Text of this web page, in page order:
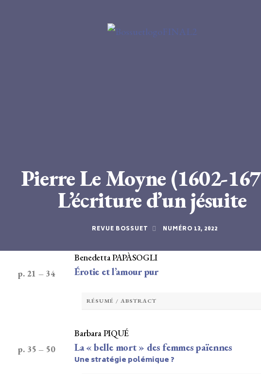
Pierre Le Moyne (1602-
L’écriture d’un jésuite
REVUE BOSSUET NUMÉRO 13, 2022
Éditorial
PIERRE LE MOYNE (1602-1671) : L’ÉCRITURE D’UN
PIERRE LE MOYNE (1602–1671) : THE WRITING OF A
p. 21 – 34 Érotie et l’amour pur
Benedetta PAPÀSOGLI
RÉSUMÉ / ABSTRACT
p. 35 – 50 La « belle mort » des femmes païennes
Barbara PIQUÉ
Une stratégie polémique ?